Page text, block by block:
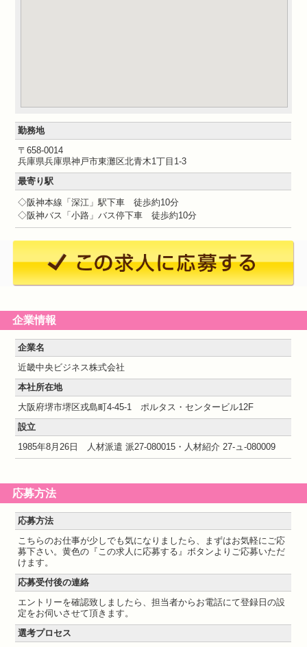
勤務地
〒658-0014
兵庫県兵庫県神戸市東灘区北青木1丁目1-3
最寄り駅
◇阪神本線「深江」駅下車 徒歩約10分
◇阪神バス「小路」バス停下車 徒歩約10分
企業情報
企業名
近畿中央ビジネス株式会社
本社所在地
大阪府堺市堺区戎島町4-45-1 ポルタス・センタービル12F
設立
1985年8月26日 人材派遣 派27-080015・人材紹介 27-ュ-080009
応募方法
応募方法
こちらのお仕事が少しでも気になりましたら、まずはお気軽にご応
募下さい。黄色の『この求人に応募する』ボタンよりご応募いただ
けます。
応募受付後の連絡
エントリーを確認致しましたら、担当者からお電話にて登録日の設
定をお伺いさせて頂きます。
選考プロセス